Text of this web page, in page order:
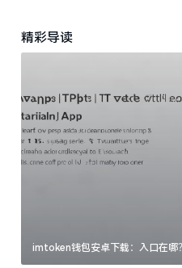
精彩导读
imtoken钱包安卓下载：入口在哪